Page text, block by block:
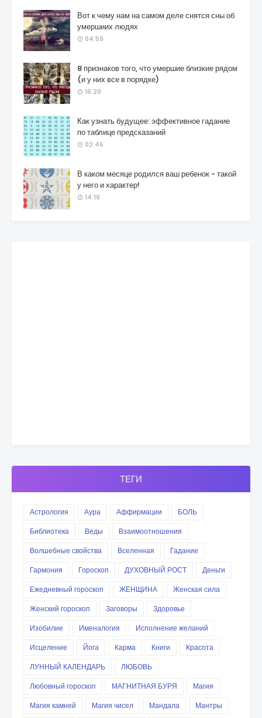
Вот к чему нам на самом деле снятся сны об
умершиих людях
04:59
8 признаков того, что умершие близкие рядом
(и у них все в порядке)
16:20
Как узнать будущее: эффективное гадание
по таблице предсказаний
02:46
В каком месяце родился ваш ребенок - такой
у него и характер!
14:19
ТЕГИ
Астрология Аура Аффирмации
БОЛЬ
Библиотека
Веды
Взаимоотношения
Волшебные свойства
Вселенная
Гадание
Гармония
Гороскоп ДУХОВНЫЙ РОСТ
Деньги
Ежедневный гороскоп
ЖЕНЩИНА
Женская сила
Женский гороскоп
Заговоры
Здоровье
Изобилие
Именалогия
Исполнение желаний
Исцеление
Йога Карма Книги
Красота
ЛУННЫЙ КАЛЕНДАРЬ
ЛЮБОВЬ
Любовный гороскоп
МАГНИТНАЯ БУРЯ
Магия
Магия камней
Магия чисел Мандала
Мантры